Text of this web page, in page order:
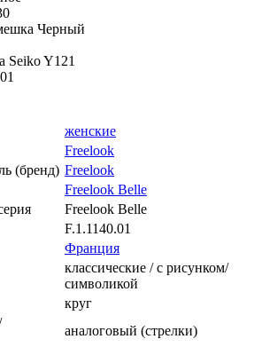
Черный
Seiko Y121
женские
Freelook
(бренд) Freelook
Freelook Belle
Freelook Belle
F.1.1140.01
Франция
классические / с рисунком/
символикой
круг
аналоговый (стрелки)